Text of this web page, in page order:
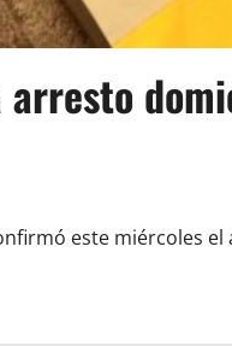
arresto
este miércoles